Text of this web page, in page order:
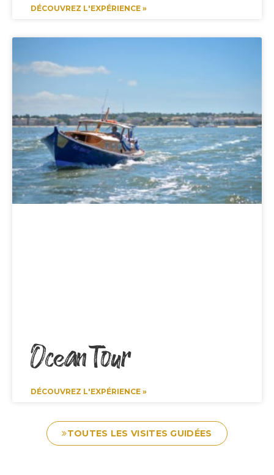
DÉCOUVREZ L'EXPÉRIENCE »
Ocean Tour
DÉCOUVREZ L'EXPÉRIENCE »
TOUTES LES VISITES GUIDÉES